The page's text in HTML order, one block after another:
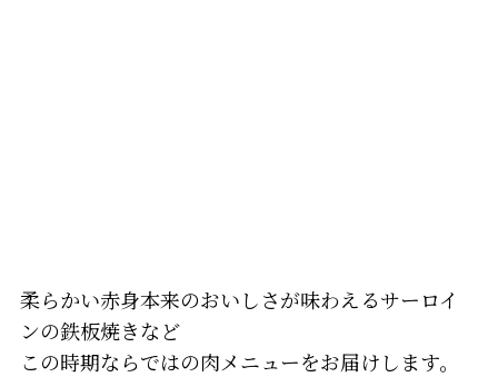
柔らかい赤身本来のおいしさが味わえるサーロイ
ンの鉄板焼きなど
この時期ならではの肉メニューをお届けします。